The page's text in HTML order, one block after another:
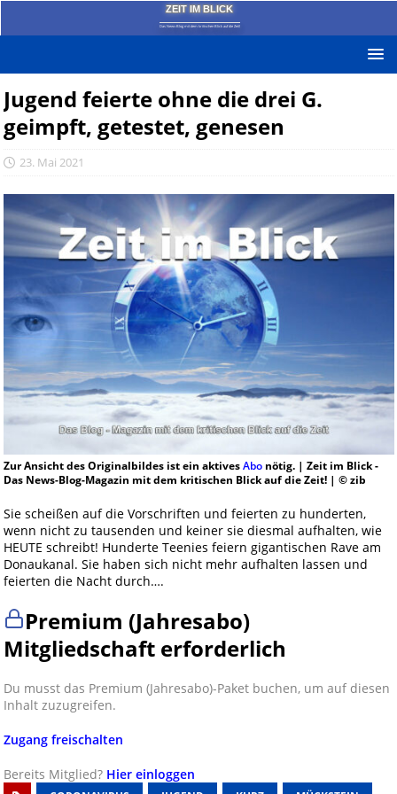
ZEIT IM BLICK
Das News-Blog mit dem kritischen Blick auf die Zeit!
Jugend feierte ohne die drei G.
geimpft, getestet, genesen
23. Mai 2021
Zur Ansicht des Originalbildes ist ein aktivesAbonötig. | Zeit im Blick -
Das News-Blog-Magazin mit dem kritischen Blick auf die Zeit! | © zib
Sie scheißen auf die Vorschriften und feierten zu hunderten,
wenn nicht zu tausenden und keiner sie diesmal aufhalten, wie
HEUTE schreibt! Hunderte Teenies feiern gigantischen Rave am
Donaukanal. Sie haben sich nicht mehr aufhalten lassen und
feierten die Nacht durch….
Premium (Jahresabo)
Mitgliedschaft erforderlich
Du musst das Premium (Jahresabo)-Paket buchen, um auf diesen
Inhalt zuzugreifen.
Zugang freischalten
Bereits Mitglied? Hier einloggen